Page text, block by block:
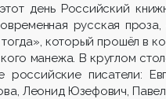
день Российский
русская
который прошёл в
манежа. В круглом
российские писатели:
Леонид Юзефович,